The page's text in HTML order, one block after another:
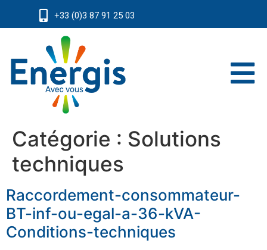
+33 (0)3 87 91 25 03
Catégorie : Solutions
techniques
Raccordement-consommateur-
BT-inf-ou-egal-a-36-kVA-
Conditions-techniques